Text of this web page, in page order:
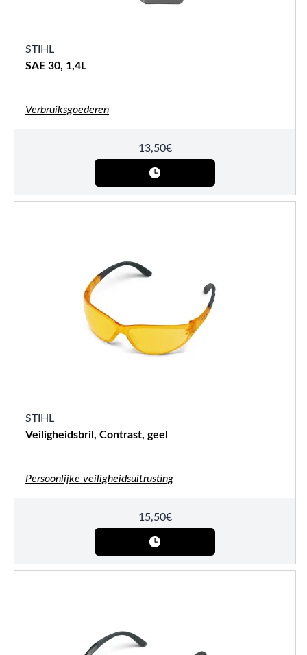
STIHL
SAE 30, 1,4L
Verbruiksgoederen
13,50€
STIHL
Veiligheidsbril, Contrast, geel
Persoonlijke veiligheidsuitrusting
15,50€